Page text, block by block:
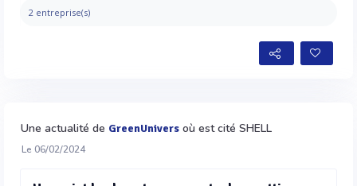
2 entreprise(s)
Une actualité de GreenUnivers où est cité SHELL
Le 06/02/2024